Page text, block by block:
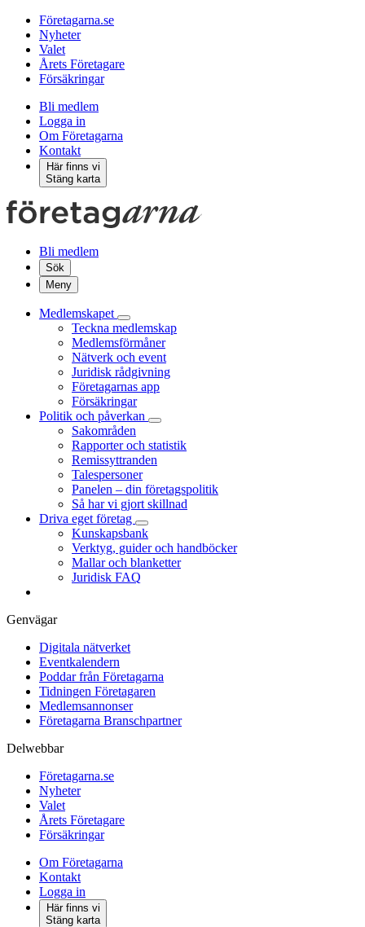
Företagarna.se
Nyheter
Valet
Årets Företagare
Försäkringar
Bli medlem
Logga in
Om Företagarna
Kontakt
Här finns vi
Stäng karta
Bli medlem
Sök
Meny
Medlemskapet
Teckna medlemskap
Medlemsförmåner
Nätverk och event
Juridisk rådgivning
Företagarnas app
Försäkringar
Politik och påverkan
Sakområden
Rapporter och statistik
Remissyttranden
Talespersoner
Panelen – din företagspolitik
Så har vi gjort skillnad
Driva eget företag
Kunskapsbank
Verktyg, guider och handböcker
Mallar och blanketter
Juridisk FAQ
Genvägar
Digitala nätverket
Eventkalendern
Poddar från Företagarna
Tidningen Företagaren
Medlemsannonser
Företagarna Branschpartner
Delwebbar
Företagarna.se
Nyheter
Valet
Årets Företagare
Försäkringar
Om Företagarna
Kontakt
Logga in
Här finns vi
Stäng karta